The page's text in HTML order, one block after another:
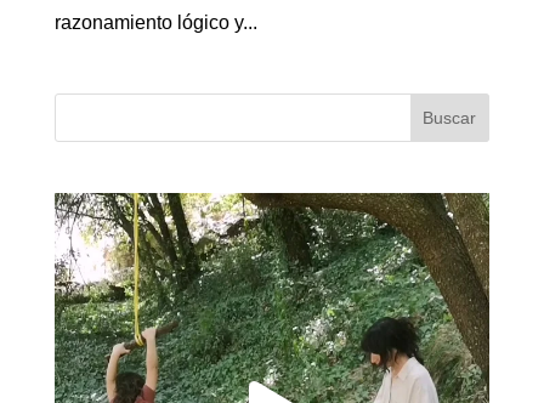
razonamiento lógico y...
Buscar